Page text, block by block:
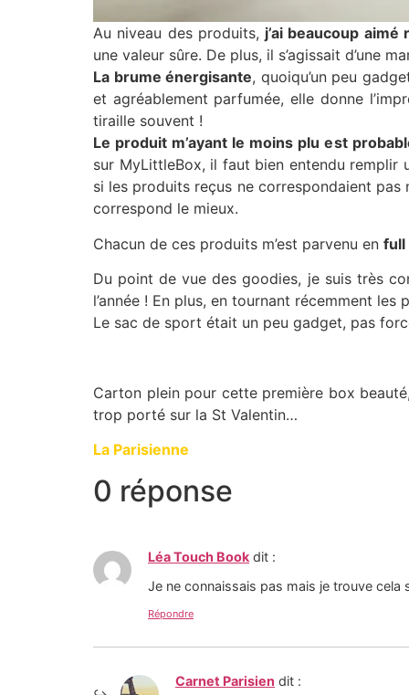
Au niveau des produits, j’ai beaucoup
une valeur sûre. De plus, il s’agissait d’une
La brume énergisante, quoiqu’un peu
et agréablement parfumée, elle donne
tiraille souvent !
Le produit m’ayant le moins plu est
sur MyLittleBox, il faut bien entendu remplir
si les produits reçus ne correspondaient pas
correspond le mieux.
Chacun de ces produits m’est parvenu en full
Du point de vue des goodies, je suis très
l’année ! En plus, en tournant récemment
Le sac de sport était un peu gadget, pas
Carton plein pour cette première box
trop porté sur la St Valentin…
La Parisienne
0 réponse
Léa Touch Book dit :
Je ne connaissais pas mais je trouve cela
Répondre
Carnet Parisien dit :